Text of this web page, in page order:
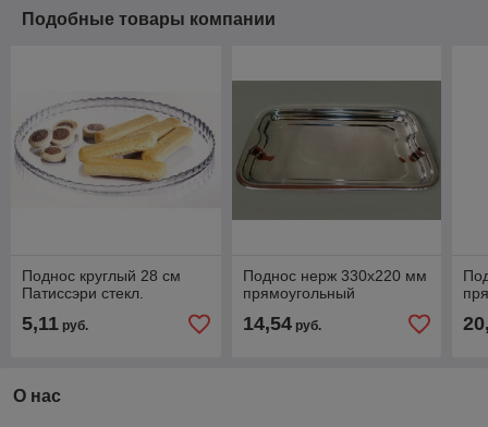
Подобные товары компании
Поднос круглый 28 см
Патиссэри стекл.
5,11 руб.
Поднос нерж 330х220 мм
прямоугольный
14,54руб.
О нас